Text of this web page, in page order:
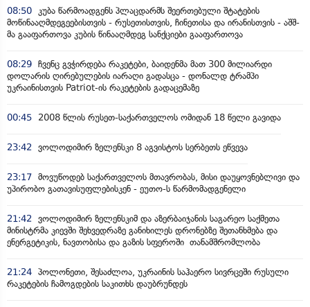
08:50
კუბა წარმოადგენს პლაცდარმს შეერთებული შტატების
მოწინააღმდეგეებისთვის - რუსეთისთვის, ჩინეთისა და ირანისთვის - აშშ-
მა გააფართოვა კუბის წინააღმდეგ სანქციები გააფართოვა
08:29 ჩვენც გვჭირდება რაკეტები, ბაიდენმა მათ 300 მილიარდი
დოლარის ღირებულების იარაღი გადასცა - დონალდ ტრამპი
უკრაინისთვის Patriot-ის რაკეტების გადაცემაზე
00:45 2008 წლის რუსეთ-საქართველოს ომიდან 18 წელი გავიდა
23:42 ვოლოდიმირ ზელენსკი 8 აგვისტოს სერბეთს ეწვევა
23:17 მოვუწოდებ საქართველოს მთავრობას, მისი დაუყოვნებლივი და
უპირობო გათავისუფლებისკენ - ეუთო-ს წარმომადგენელი
21:42
ვოლოდიმირ ზელენსკიმ და აზერბაიჯანის საგარეო საქმეთა
მინისტრმა კიევში შეხვედრაზე განიხილეს დრონებზე შეთანხმება და
ენერგეტიკის, ნავთობისა და გაზის სფეროში თანამშრომლობა
21:24 პოლონეთი, შესაძლოა, უკრაინის საჰაერო სივრცეში რუსული
რაკეტების ჩამოგდების საკითხს დაუბრუნდეს